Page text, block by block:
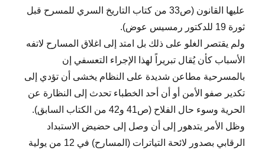
عليها القانون (ص33 من كتاب التاريخ السري للمسرح قبل
ثورة 19 للدكتور رمسيس عوض).
ولم يقتصر الغلو على ذلك بل امتد إلى اغلاق المسارح لاتفه
الأسباب كأن يُقال تبريراً لهذا الإجراء التعسفي إن
بالمسرحية مطاعن شديدة على النظام يخشى أن تؤدي إلى
تكدير صفو الأمن أو أن أحد الخطباء تحدث إلى النظارة عن
الحرية وسوء حال الفلاح (ص41 و42 من الكتاب السابق).
وظل الأمر يتدهور إلى أن وصل إلى حضيض الاستبداد
الرقابي بصدور لائحة التياترات (المسارح) في 12 من يولية